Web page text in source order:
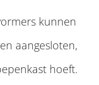
kunnen
aangesloten,
hoeft.